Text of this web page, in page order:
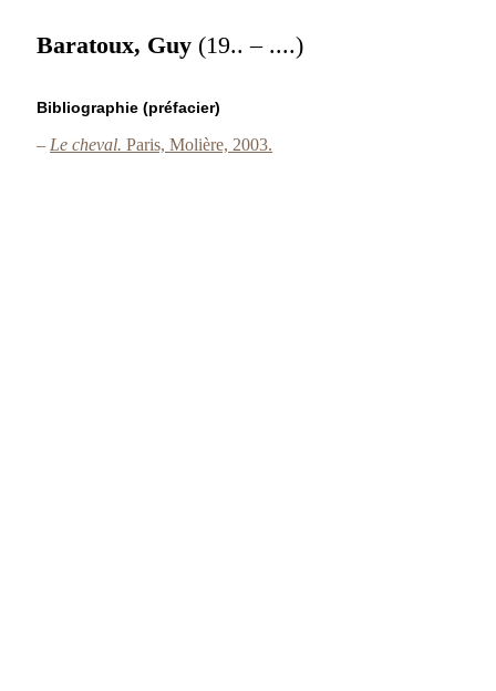
Baratoux, Guy (19.. – ....)
Bibliographie (préfacier)
– Le cheval. Paris, Molière, 2003.